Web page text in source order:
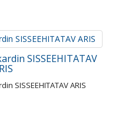
SISSEEHITATAV
SISSEEHITATAV ARIS